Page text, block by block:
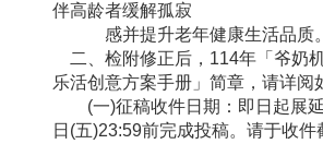
伴高龄者缓解孤寂
感并提升老年健康生活品质。
二、检附修正后，114年「爷奶
乐活创意方案手册」简章，请详阅
(一)征稿收件日期：即日起展
日(五)23:59前完成投稿。请于收件